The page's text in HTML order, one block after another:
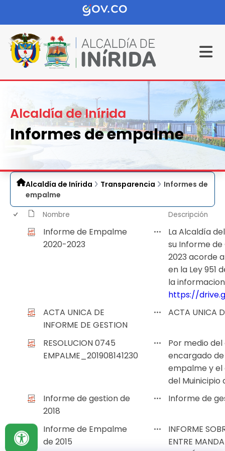
Alcaldía de Inírida
Informes de empalme
Alcaldía de Inírida Transparencia
Informes de
empalme
Nombre Descripción
Informe de Empalme
2020-2023
La Alcaldía
su Informe de
2023 acorde
en la Ley 951
la
https://
ACTA UNICA DE
INFORME DE GESTION
ACTA UNICA
RESOLUCION 0745
EMPALME_201908141230
Por medio
encargado
empalme y
del Muinicipio
Informe de gestion de
2018
Informe de
Informe de Empalme
de 2015
INFORME
ENTRE